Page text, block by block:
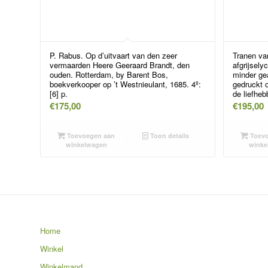
P. Rabus. Op d’uitvaart van den zeer
vermaarden Heere Geeraard Brandt, den
ouden. Rotterdam, by Barent Bos,
boekverkooper op ’t Westnieulant, 1685. 4º:
[6] p.
€175,00
Toevoegen aan
winkelwagen
Toon details
Tranen
minder
gedruckt
de
€195,00
Home
Winkel